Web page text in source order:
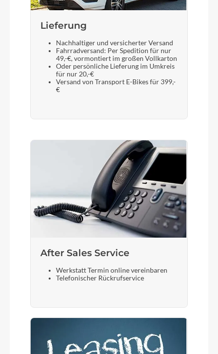
Lieferung
Nachhaltiger und versicherter Versand
Fahrradversand: Per Spedition für nur
49,-€, vormontiert im großen Vollkarton
Oder persönliche Lieferung im Umkreis
für nur 20,-€
Versand von Transport E-Bikes für 399,-
€
After Sales Service
Werkstatt Termin online vereinbaren
Telefonischer Rückrufservice